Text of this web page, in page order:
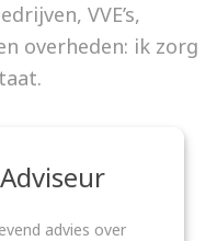
VVE’s,
overheden: ik zorg
advies over